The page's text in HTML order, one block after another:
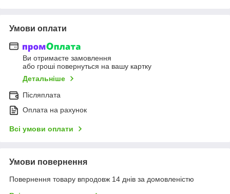
Умови оплати
Ви отримаєте замовлення
або гроші повернуться на вашу картку
Детальніше
Післяплата
Оплата на рахунок
Всі умови оплати
Умови повернення
Повернення товару впродовж 14 днів за домовленістю